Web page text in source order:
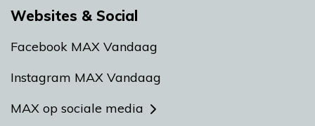
Websites & Social
Facebook MAX Vandaag
Instagram MAX Vandaag
MAX op sociale media